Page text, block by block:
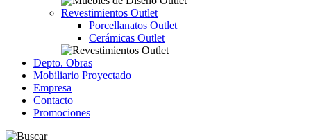
Revestimientos Outlet
Porcellanatos Outlet
Cerámicas Outlet
Depto. Obras
Mobiliario Proyectado
Empresa
Contacto
Promociones